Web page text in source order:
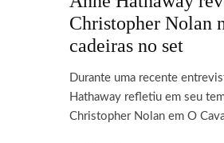
Christopher Nolan
cadeiras no set
Durante uma recente
Hathaway refletiu em seu
Christopher Nolan em O